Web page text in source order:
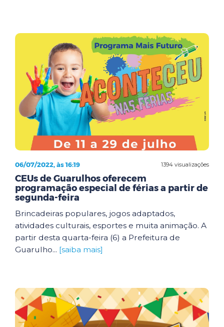
1394 visualizações
06/07/2022, às 16:19
CEUs de Guarulhos oferecem
programação especial de férias a partir de
segunda-feira
Brincadeiras populares, jogos adaptados,
atividades culturais, esportes e muita animação. A
partir desta quarta-feira (6) a Prefeitura de
Guarulho... [saiba mais]